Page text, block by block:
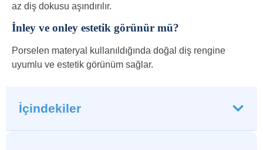
İçindekiler
az diş dokusu aşındırılır.
İnley ve onley estetik görünür mü?
Porselen materyal kullanıldığında doğal diş rengine
uyumlu ve estetik görünüm sağlar.